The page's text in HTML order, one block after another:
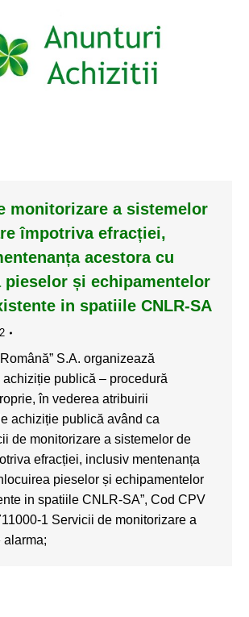
monitorizare a sistemelor
împotriva efracției,
acestora cu
pieselor și echipamentelor
in spatiile CNLR-SA
S.A. organizează
achiziție publică – procedură
în vederea atribuirii
achiziție publică având ca
de monitorizare a sistemelor de
efracției, inclusiv mentenanța
pieselor și echipamentelor
in spatiile CNLR-SA”, Cod CPV
1 Servicii de monitorizare a
alarma;